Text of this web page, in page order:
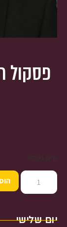
פסקול
יום שלישי